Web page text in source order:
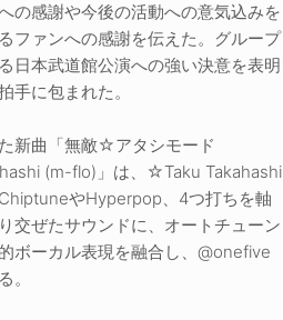
の感謝や今後の活動への意気込みを
ファンへの感謝を伝えた。グループ
日本武道館公演への強い決意を表明
手に包まれた。
新曲「無敵☆アタシモード
(m-flo)」は、☆Taku Takahashi
やHyperpop、4つ打ちを軸
交ぜたサウンドに、オートチューン
ボーカル表現を融合し、@onefive
。